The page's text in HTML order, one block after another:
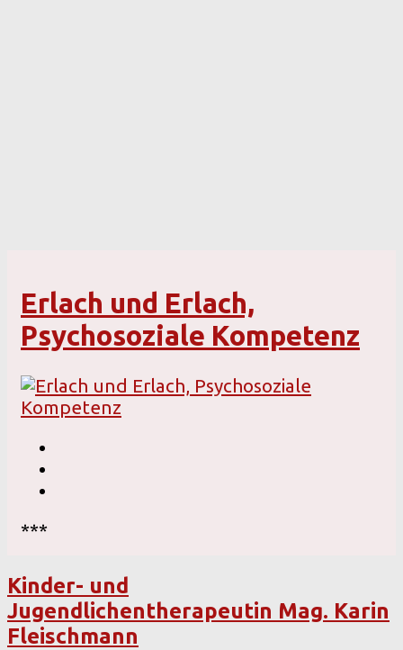
Erlach und Erlach,
Psychosoziale Kompetenz
***
Kinder- und
Jugendlichentherapeutin Mag. Karin
Fleischmann